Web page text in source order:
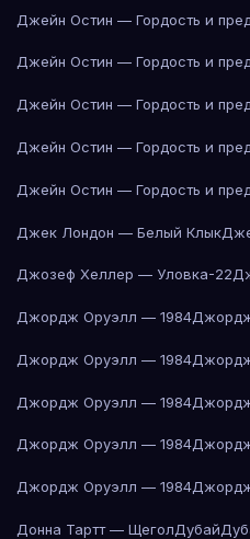
Джейн Остин — Гордость и
Джейн Остин — Гордость и
Джейн Остин — Гордость и
Джейн Остин — Гордость и
Джейн Остин — Гордость и
Джек Лондон — Белый Клык
Джозеф Хеллер — Уловка-22
Джордж Оруэлл — 1984
Джордж Оруэлл — 1984
Джордж Оруэлл — 1984
Джордж Оруэлл — 1984
Джордж Оруэлл — 1984
Донна Тартт — ЩеголДубай